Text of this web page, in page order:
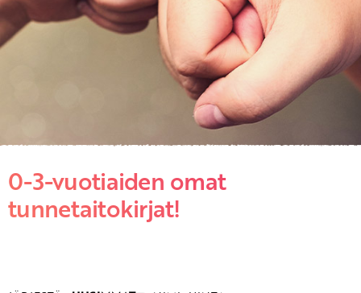
KIRJAUDU SISÄÄN
Etkö ole vielä asiakkaamme?
0-3-vuotiaiden omat
tunnetaitokirjat!